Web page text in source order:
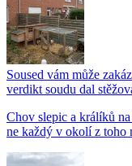
Soused vám může
verdikt soudu dal
Chov slepic a králíků
ne každý v okolí z toho